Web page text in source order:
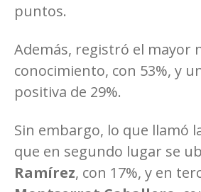
puntos.
Además, registró el mayor
conocimiento, con 53%, y
positiva de 29%.
Sin embargo, lo que llamó
que en segundo lugar se
Ramírez, con 17%, y en